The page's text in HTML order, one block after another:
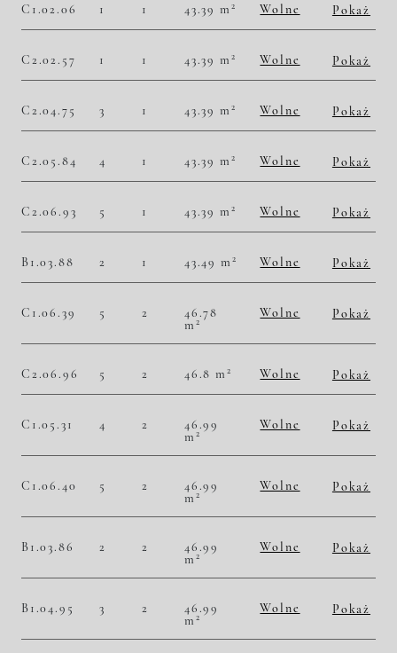
C1.02.06 1 1 43.39 m 2 Wolne
Pokaż
C2.02.57 1 1 43.39 m 2 Wolne
Pokaż
C2.04.75 3 1 43.39 m 2 Wolne
Pokaż
C2.05.84 4 1 43.39 m 2 Wolne
Pokaż
C2.06.93 5 1 43.39 m 2 Wolne
Pokaż
B1.03.88 2 1 43.49 m 2 Wolne
Pokaż
C1.06.39 5 2
46.78
m 2
Wolne
Pokaż
C2.06.96 5 2 46.8 m 2 Wolne
Pokaż
C1.05.31 4 2
46.99
m 2
Wolne
Pokaż
C1.06.40 5 2
46.99
m 2
Wolne
Pokaż
B1.03.86 2 2
46.99
m 2
Wolne
Pokaż
B1.04.95 3 2
46.99
m 2
Wolne
Pokaż